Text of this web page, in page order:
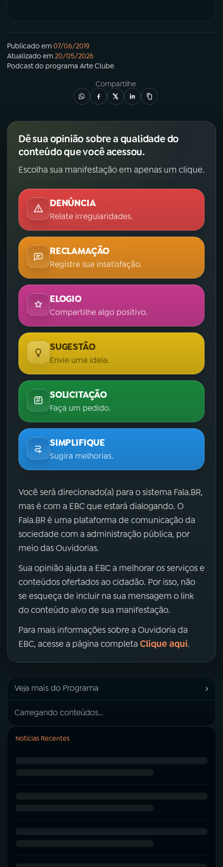
Publicado em07/06/2019
Atualizado em20/05/2026
Podcastdo programa Arte Clube
Compartilhe
Dê sua opinião sobre a qualidade do
conteúdo que você acessou.
Escolha sua manifestação em apenas um clique.
DENÚNCIA
Relate irregularidades.
RECLAMAÇÃO
Registre sua insatisfação.
ELOGIO
Compartilhe algo positivo.
SUGESTÃO
Envie uma ideia.
SOLICITAÇÃO
Faça um pedido.
SIMPLIFIQUE
Sugira melhorias.
Você será direcionado(a) para o sistema Fala.BR,
mas é com a EBC que estará dialogando. O
Fala.BR é uma plataforma de comunicação da
sociedade com a administração pública, por
meio das Ouvidorias.
Sua opinião ajuda a EBC a melhorar os serviços e
conteúdos ofertados ao cidadão. Por isso, não
se esqueça de incluir na sua mensagem o link
do conteúdo alvo de sua manifestação.
Para mais informações sobre a Ouvidoria da
EBC, acesse a página completa Clique aqui.
Veja mais do Programa ›
Carregando conteúdos...
Notícias Recentes